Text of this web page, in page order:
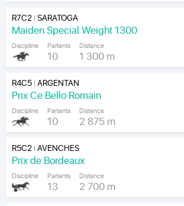
R7C2|SARATOGA
Maiden Special Weight 1300
Discipline Partants
10
Distance
1 300 m
R4C5|ARGENTAN
Prix Ce Bello Romain
Discipline Partants
10
Distance
2 875 m
R5C2|AVENCHES
Prix de Bordeaux
Discipline Partants
13
Distance
2 700 m